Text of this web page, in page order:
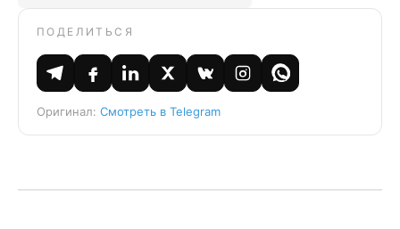
ПОДЕЛИТЬСЯ
Оригинал: Смотреть в Telegram